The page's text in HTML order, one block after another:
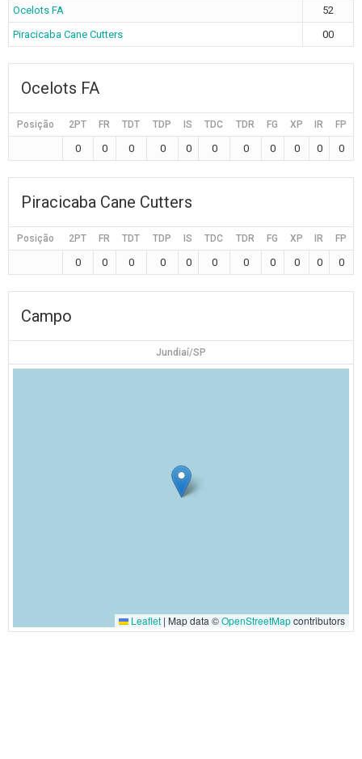
Ocelots FA
52
Piracicaba Cane Cutters
00
Ocelots FA
Posição 2PT FR TDT TDP IS TDC TDR FG XP IR FP
0 0 0 0 0 0 0 0 0 0 0
Piracicaba Cane Cutters
Posição 2PT FR TDT TDP IS TDC TDR FG XP IR FP
0 0 0 0 0 0 0 0 0 0 0
Campo
Jundiaí/SP
Leaflet | Map data ©OpenStreetMapcontributors